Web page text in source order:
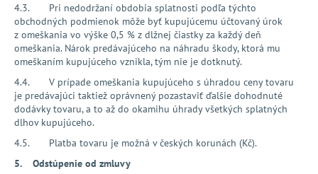
4.3. Pri nedodržaní obdobia splatnosti podľa týchto
obchodných podmienok môže byť kupujúcemu účtovaný úrok
z omeškania vo výške 0,5 % z dlžnej čiastky za každý deň
omeškania. Nárok predávajúceho na náhradu škody, ktorá mu
omeškaním kupujúceho vznikla, tým nie je dotknutý.
4.4. V prípade omeškania kupujúceho s úhradou ceny tovaru
je predávajúci taktiež oprávnený pozastaviť ďalšie dohodnuté
dodávky tovaru, a to až do okamihu úhrady všetkých splatných
dlhov kupujúceho.
4.5. Platba tovaru je možná v českých korunách (Kč).
5. Odstúpenie od zmluvy